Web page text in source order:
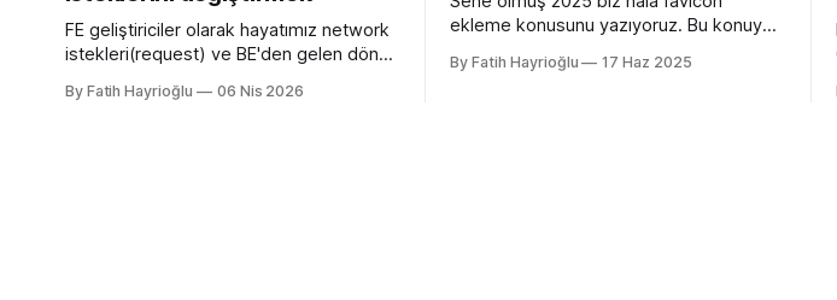
FE geliştiriciler olarak hayatımız network
istekleri(request) ve BE'den gelen dönen
bilgisayarımızda çalışırken bu istekleri
By Fatih Hayrioğlu 06 Nis 2026
ekleme konusunu yazıyoruz. Bu konuyu
sürümü olan 26 ile birlikte SVG favicon
By Fatih Hayrioğlu 17 Haz 2025